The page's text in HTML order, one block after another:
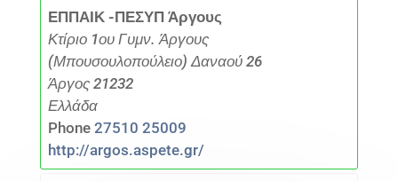
ΕΠΠΑΙΚ -ΠΕΣΥΠ Άργους
Κτίριο 1ου Γυμν. Άργους
(Μπουσουλοπούλειο) Δαναού 26
Άργος 21232
Ελλάδα
Phone 27510 25009
http://argos.aspete.gr/